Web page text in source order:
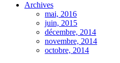
Archives
mai, 2016
juin, 2015
décembre, 2014
novembre, 2014
octobre, 2014